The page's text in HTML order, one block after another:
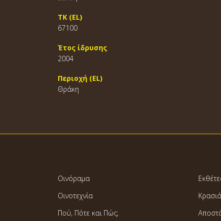
ΤΚ (EL)
67100
Έτος ίδρυσης
2004
Περιοχή (EL)
Θράκη
Οινόραμα
Οινοτεχνία
Πού, Πότε και Πώς;
Κρασιά